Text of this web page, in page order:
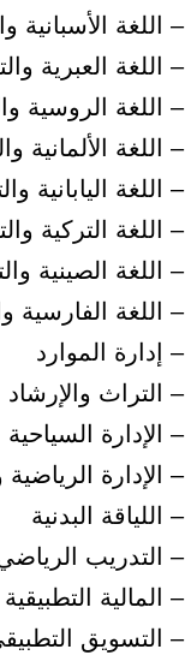
– اللغة الأسبانية
– اللغة العبرية
– اللغة الروسية
– اللغة الألمانية
– اللغة اليابانية
– اللغة التركية
– اللغة الصينية
– اللغة الفارسية
– إدارة الموارد
– التراث
– الإدارة السياحية
– الإدارة الرياضية
– اللياقة البدنية
– التدريب
– المالية التطبيقية
– التسويق